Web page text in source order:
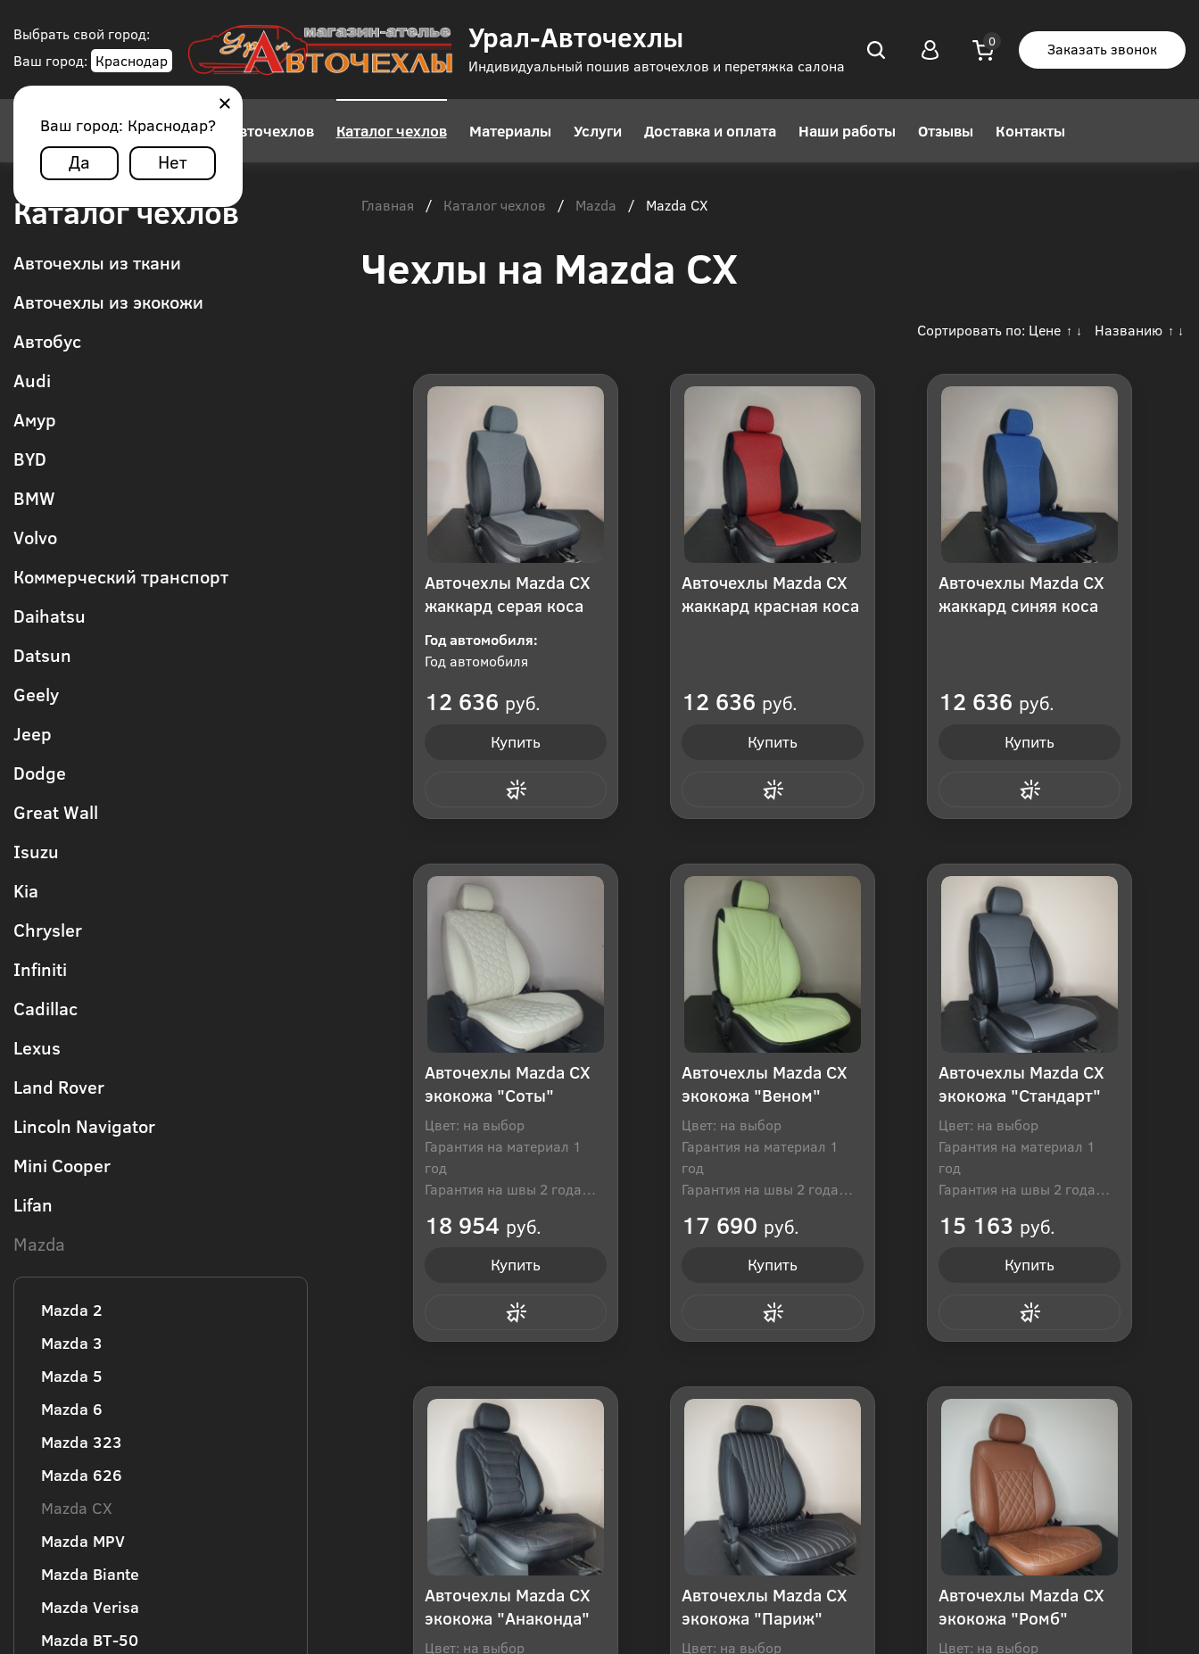
Выбрать свой город:
Ваш город: Краснодар
Ваш город: Краснодар?
Да Нет
Урал-Авточехлы
Индивидуальный пошив авточехлов и перетяжка салона
Заказать звонок
Конструктор авточехлов Каталог чехлов Материалы Услуги Доставка и оплата Наши работы Отзывы Контакты
Каталог чехлов
Авточехлы из ткани
Авточехлы из экокожи
Автобус
Audi
Амур
BYD
BMW
Volvo
Коммерческий транспорт
Daihatsu
Datsun
Geely
Jeep
Dodge
Great Wall
Isuzu
Kia
Chrysler
Infiniti
Cadillac
Lexus
Land Rover
Lincoln Navigator
Mini Cooper
Lifan
Mazda
Mazda 2
Mazda 3
Mazda 5
Mazda 6
Mazda 323
Mazda 626
Mazda CX
Mazda MPV
Mazda Biante
Mazda Verisa
Mazda BT-50
Главная / Каталог чехлов / Mazda / Mazda CX
Чехлы на Mazda CX
Сортировать по: Цене ↑ ↓ Названию ↑ ↓
Авточехлы Mazda CX
жаккард серая коса
Год автомобиля:
Год автомобиля
12 636 руб.
Купить
Авточехлы Mazda CX
жаккард красная коса
12 636 руб.
Купить
Авточехлы Mazda CX
жаккард синяя коса
12 636 руб.
Купить
Авточехлы Mazda CX
экокожа "Соты"
Цвет: на выбор
Гарантия на материал 1
год
Гарантия на швы 2 года
18 954 руб.
Купить
Авточехлы Mazda CX
экокожа "Веном"
Цвет: на выбор
Гарантия на материал 1
год
Гарантия на швы 2 года
17 690 руб.
Купить
Авточехлы Mazda CX
экокожа "Стандарт"
Цвет: на выбор
Гарантия на материал 1
год
Гарантия на швы 2 года
15 163 руб.
Купить
Авточехлы Mazda CX
экокожа "Анаконда"
Цвет: на выбор
Авточехлы Mazda CX
экокожа "Париж"
Цвет: на выбор
Авточехлы Mazda CX
экокожа "Ромб"
Цвет: на выбор